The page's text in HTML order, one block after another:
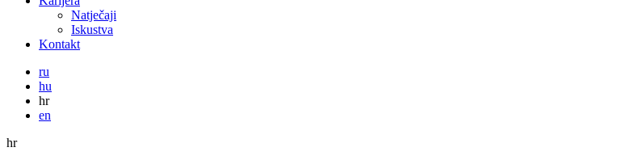
Natječaji
Iskustva
Kontakt
ru
hu
hr
en
hr